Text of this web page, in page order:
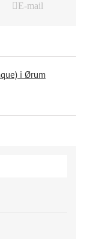
E-mail
i Ørum